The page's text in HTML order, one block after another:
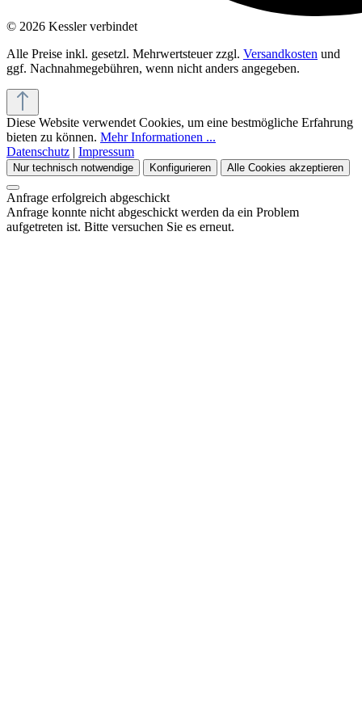
© 2026 Kessler verbindet
Alle Preise inkl. gesetzl. Mehrwertsteuer zzgl. Versandkosten und
ggf. Nachnahmegebühren, wenn nicht anders angegeben.
Diese Website verwendet Cookies, um eine bestmögliche Erfahrung
bieten zu können. Mehr Informationen ...
Datenschutz | Impressum
Nur technisch notwendige Konfigurieren Alle Cookies akzeptieren
Anfrage erfolgreich abgeschickt
Anfrage konnte nicht abgeschickt werden da ein Problem
aufgetreten ist. Bitte versuchen Sie es erneut.